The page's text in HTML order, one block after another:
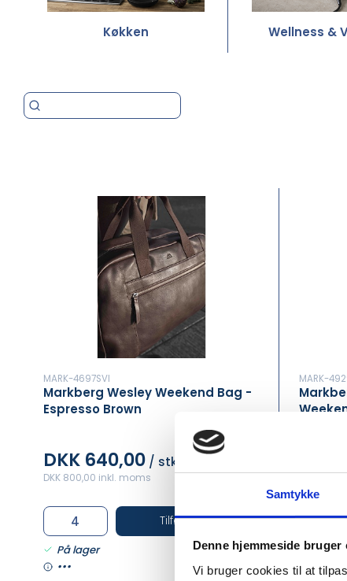
Samtykke
Denne hjemmeside bruger
Vi bruger cookies til at
Køkken Wellness &
MARK-4697SVI
Markberg Wesley Weekend Bag -
Espresso Brown
DKK 640,00 / stk
DKK 800,00 inkl. moms
Tilføj til Kurv
På lager
•••
MARK-
DKK
På
•••